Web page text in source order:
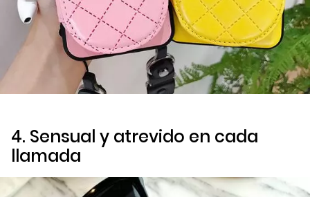
4. Sensual y atrevido en cada
llamada